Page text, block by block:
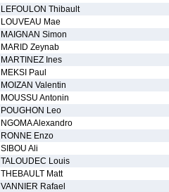
LEFOULON Thibault
LOUVEAU Mae
MAIGNAN Simon
MARID Zeynab
MARTINEZ Ines
MEKSI Paul
MOIZAN Valentin
MOUSSU Antonin
POUGHON Leo
NGOMA Alexandro
RONNE Enzo
SIBOU Ali
TALOUDEC Louis
THEBAULT Matt
VANNIER Rafael